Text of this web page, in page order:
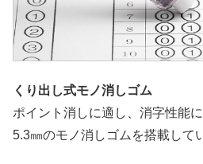
くり出し式モノ消しゴム
ポイント消しに適し、消字性能
5.3㎜のモノ消しゴムを搭載して